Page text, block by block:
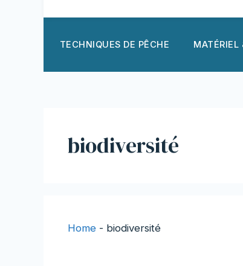
TECHNIQUES DE PÊCHE MATÉRIEL
biodiversité
Home - biodiversité